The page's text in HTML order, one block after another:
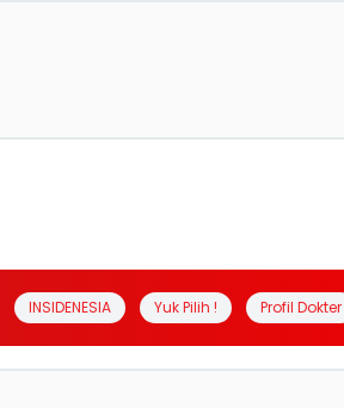
INSIDENESIA Yuk Pilih ! Profil Dokter